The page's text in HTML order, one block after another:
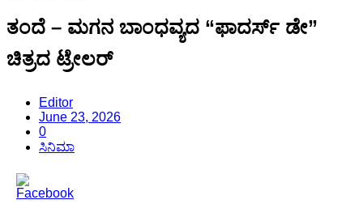
ತಂದೆ – ಮಗನ ಬಾಂಧವ್ಯದ “ಫಾದರ್ಸ್ ಡೇ”
ಚಿತ್ರದ ಟ್ರೇಲರ್
Editor
June 23, 2026
0
ಸಿನಿಮಾ